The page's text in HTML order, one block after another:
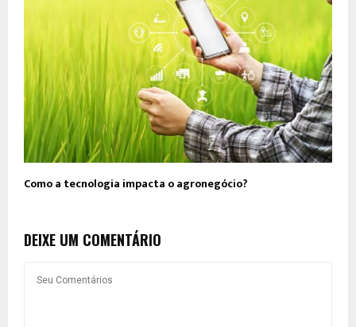
Como a tecnologia impacta o agronegócio?
DEIXE UM COMENTÁRIO